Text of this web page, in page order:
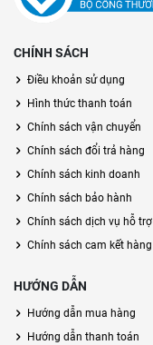
CHÍNH SÁCH
Điều khoản sử dụng
Hình thức thanh toán
Chính sách vận chuyển
Chính sách đổi trả hàng
Chính sách kinh doanh
Chính sách bảo hành
Chính sách dịch vụ hỗ
Chính sách cam kết
HƯỚNG DẪN
Hướng dẫn mua hàng
Hướng dẫn thanh toán